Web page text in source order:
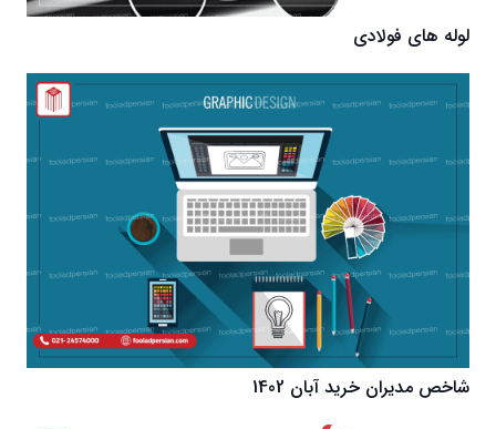
لوله های فولادی
شاخص مدیران خرید آبان 1402